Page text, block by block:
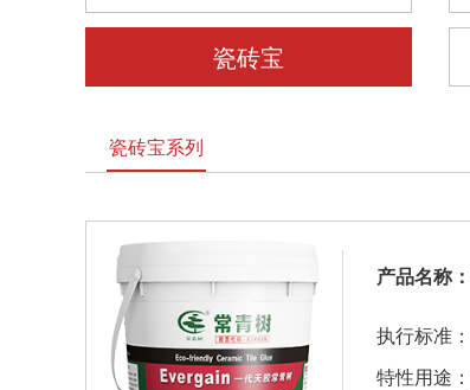
瓷砖宝
瓷砖宝系列
产品名称：
执行标准：
特性用途：